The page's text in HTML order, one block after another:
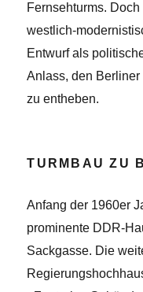
Fernsehturms.
westlich-
Entwurf als
Anlass, den
zu entheben.
TURMBAU ZU
Anfang der 1960er
prominente DDR-
Sackgasse. Die